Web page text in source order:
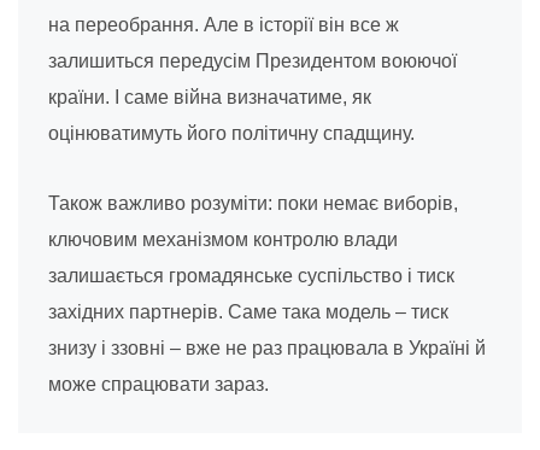
на переобрання. Але в історії він все ж
залишиться передусім Президентом воюючої
країни. І саме війна визначатиме, як
оцінюватимуть його політичну спадщину.
Також важливо розуміти: поки немає виборів,
ключовим механізмом контролю влади
залишається громадянське суспільство і тиск
західних партнерів. Саме така модель – тиск
знизу і ззовні – вже не раз працювала в Україні й
може спрацювати зараз.